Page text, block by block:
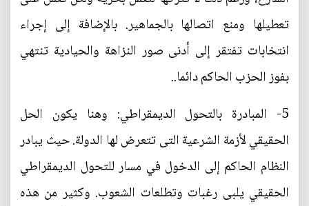
تعطيلها ومنع اتصالها بالجماهير. بالإضافة إلى إجراء
انتخابات تفتقر إلى أدنى صور النزاهة والحيادية تنتهي
بفوز الحزب الحاكم دائما..
5- المبادرة بالتحول الديمقراطي: وهنا يكون الحل
الحقيقي لأزمة الشرعية التى تتعرض لها الدولة. حيث يبادر
النظام الحاكم إلى الدخول في مسار للتحول الديمقراطي
الحقيقي يلبى رغبات وتطلعات الشعوب. وكثير من هذه